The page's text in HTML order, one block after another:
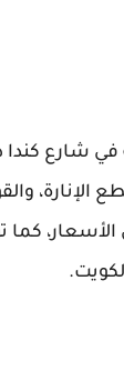
شارع
الإنارة،
الأسعار،